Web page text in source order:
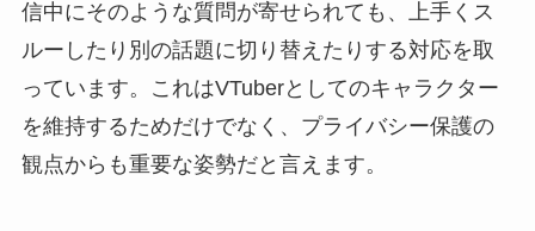
信中にそのような質問が寄せられても、上手くス
ルーしたり別の話題に切り替えたりする対応を取
っています。これはVTuberとしてのキャラクター
を維持するためだけでなく、プライバシー保護の
観点からも重要な姿勢だと言えます。